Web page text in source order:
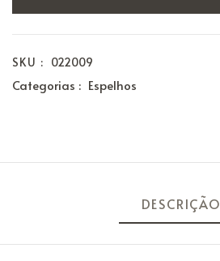
SKU : 022009
Categorias : Espelhos
DESCRIÇÃO